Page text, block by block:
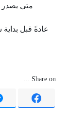
متى يصدر
عادةً قبل
Share on ...